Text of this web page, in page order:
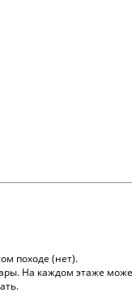
походе (нет).
На каждом этаже